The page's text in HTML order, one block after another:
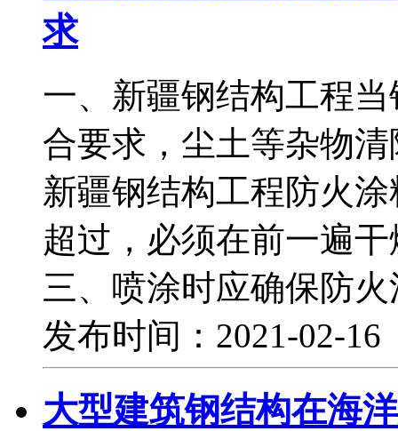
求
一、新疆钢结构工程
合要求，尘土等杂物
新疆钢结构工程防火
超过，必须在前一
三、喷涂时应确保防
发布时间：2021-02-
大型建筑钢结构在海